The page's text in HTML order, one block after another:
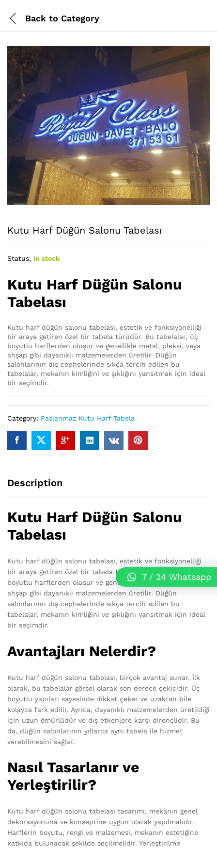
Back to Category
Kutu Harf Düğün Salonu Tabelası
Status: In stock
Kutu Harf Düğün Salonu
Tabelası
Kutu harf düğün salonu tabelası, estetik ve fonksiyonelliği
bir araya getiren özel bir tabela türüdür. Bu tabelalar, üç
boyutlu harflerden oluşur ve genellikle metal, pleksi, veya
ahşap gibi dayanıklı malzemelerden üretilir. Düğün
salonlarının dış cephelerinde sıkça tercih edilen bu
tabelalar, mekanın kimliğini ve şıklığını yansıtmak için ideal
bir seçimdir.
Category: Paslanmaz Kutu Harf Tabela
Description
Kutu Harf Düğün Salonu
Tabelası
Kutu harf düğün salonu tabelası, estetik ve fonksiyonelliği
bir araya getiren özel bir tabela türüdür. Bu tabelalar, üç
boyutlu harflerden oluşur ve genellikle metal, pleksi, veya
ahşap gibi dayanıklı malzemelerden üretilir. Düğün
salonlarının dış cephelerinde sıkça tercih edilen bu
tabelalar, mekanın kimliğini ve şıklığını yansıtmak için ideal
bir seçimdir.
Avantajları Nelerdir?
Kutu harf düğün salonu tabelası, birçok avantaj sunar. İlk
olarak, bu tabelalar görsel olarak son derece çekicidir. Üç
boyutlu yapıları sayesinde dikkat çeker ve uzaktan bile
kolayca fark edilir. Ayrıca, dayanıklı malzemelerden üretildiği
için uzun ömürlüdür ve dış etkenlere karşı dirençlidir. Bu
da, düğün salonlarının yıllarca aynı tabela ile hizmet
verebilmesini sağlar.
Nasıl Tasarlanır ve
Yerleştirilir?
Kutu harf düğün salonu tabelası tasarımı, mekanın genel
dekorasyonuna ve konseptine uygun olarak yapılmalıdır.
Harflerin boyutu, rengi ve malzemesi, mekanın estetiğine
katkıda bulunacak şekilde seçilmelidir. Yerleştirilme
7 / 24 Whatsapp